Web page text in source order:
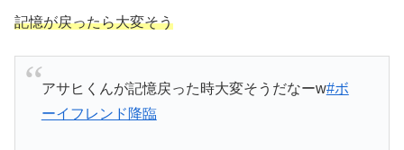
記憶が戻ったら大変そう
アサヒくんが記憶戻った時大変そうだなーw#ボ
ーイフレンド降臨